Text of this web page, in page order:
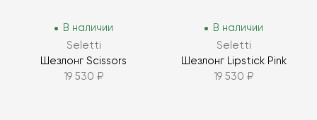
В наличии
Seletti
Шезлонг Scissors
19 530 ₽
В наличии
Seletti
Шезлонг Lipstick Pink
19 530 ₽